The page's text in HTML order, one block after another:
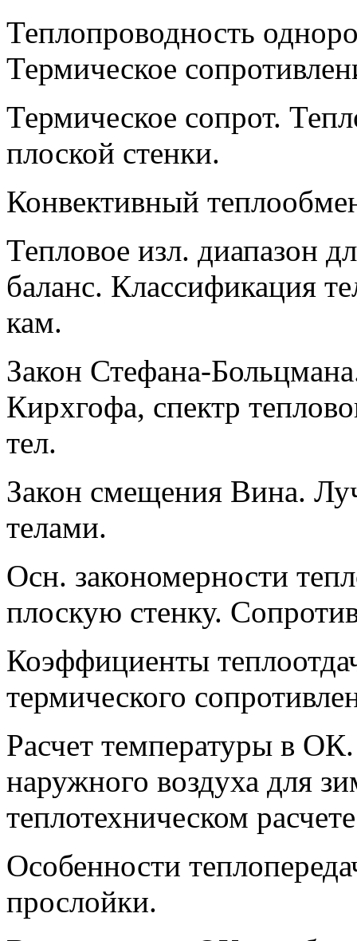
Теплопроводность
Термическое
Термическое сопрот.
плоской стенки.
Конвективный
Тепловое изл. диапазон
баланс. Классификация
кам.
Закон Стефана-
Кирхгофа, спектр
тел.
Закон смещения Вина.
телами.
Осн. закономерности
плоскую стенку.
Коэффициенты
термического
Расчет температуры в
наружного воздуха для
теплотехническом
Особенности
прослойки.